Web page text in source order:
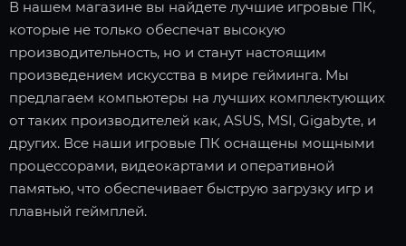
В нашем магазине вы найдете лучшие игровые ПК,
которые не только обеспечат высокую
производительность, но и станут настоящим
произведением искусства в мире гейминга. Мы
предлагаем компьютеры на лучших комплектующих
от таких производителей как, ASUS, MSI, Gigabyte, и
других. Все наши игровые ПК оснащены мощными
процессорами, видеокартами и оперативной
памятью, что обеспечивает быструю загрузку игр и
плавный геймплей.